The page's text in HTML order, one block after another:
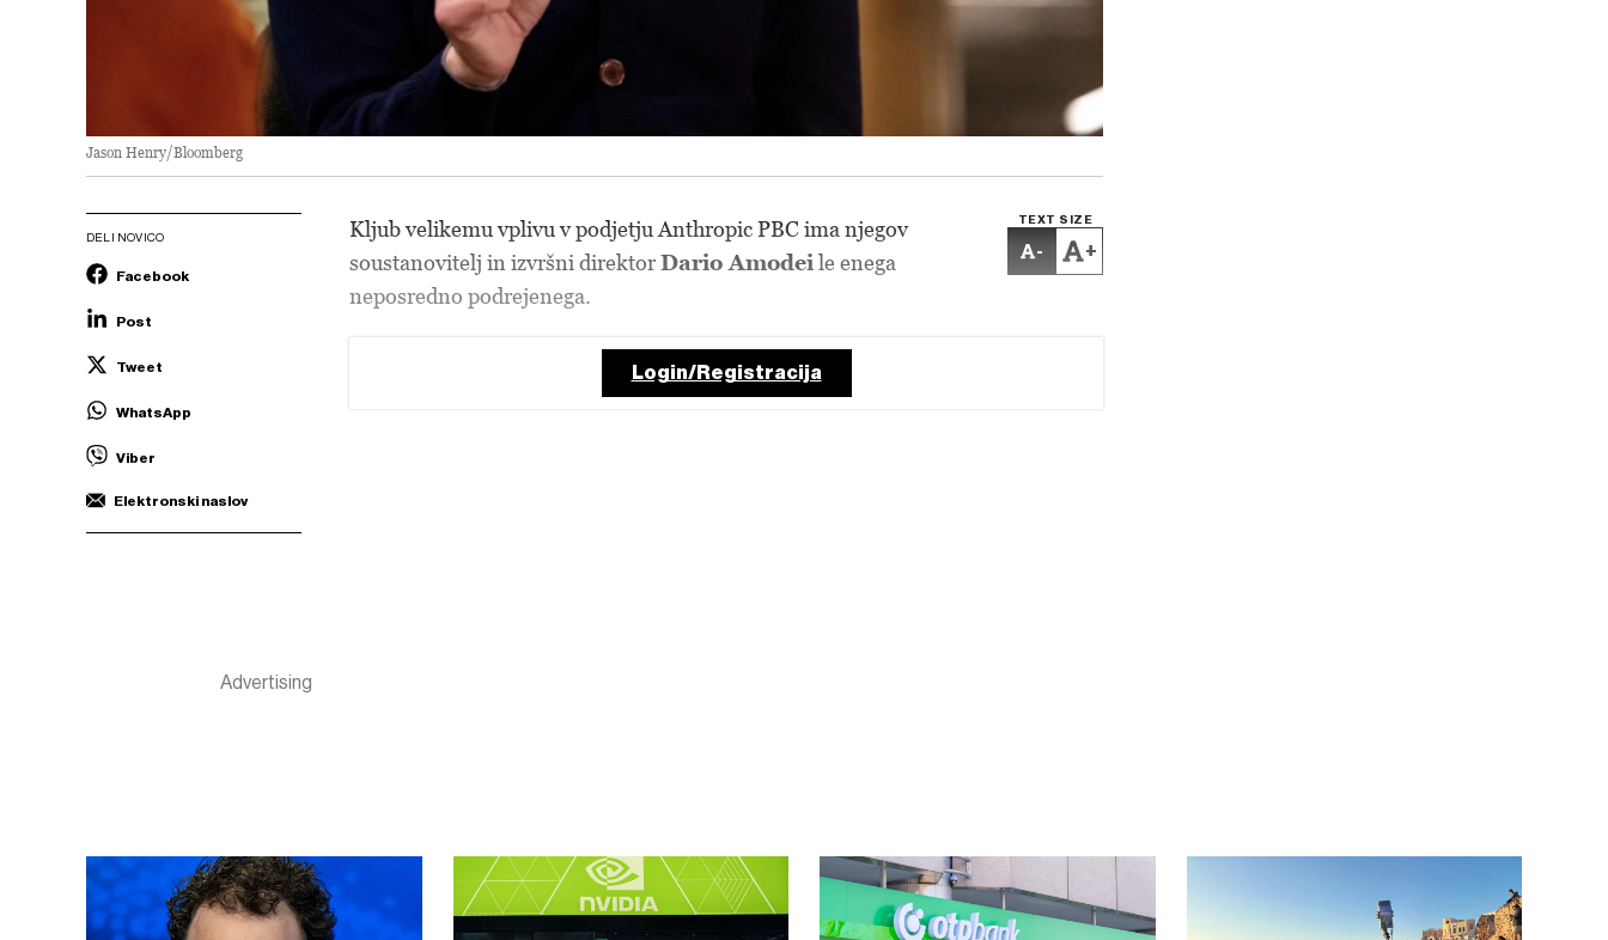
Jason Henry/Bloomberg
DELI NOVICO
Facebook
Post
Tweet
WhatsApp
Viber
Elektronski naslov
TEXT SIZE
- +
Kljub velikemu vplivu v podjetju Anthropic PBC ima njegov
soustanovitelj in izvršni direktorDario Amodei le enega
neposredno podrejenega.
Login/Registracija